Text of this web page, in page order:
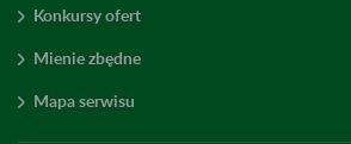
Konkursy ofert
Mienie zbędne
Mapa serwisu